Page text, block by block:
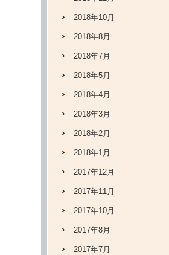
2018年10月
2018年8月
2018年7月
2018年5月
2018年4月
2018年3月
2018年2月
2018年1月
2017年12月
2017年11月
2017年10月
2017年8月
2017年7月